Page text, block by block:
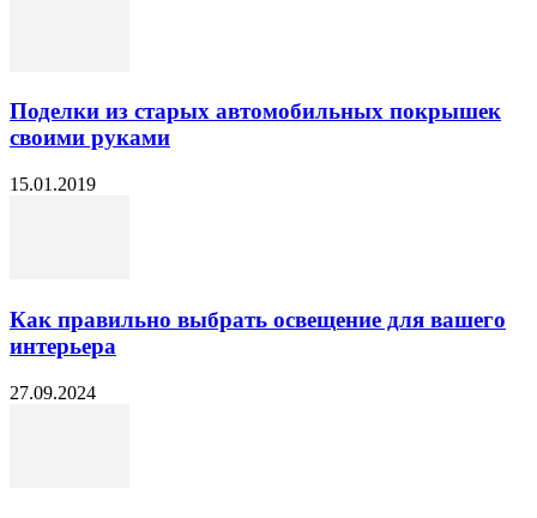
Поделки из старых автомобильных покрышек
своими руками
15.01.2019
Как правильно выбрать освещение для вашего
интерьера
27.09.2024